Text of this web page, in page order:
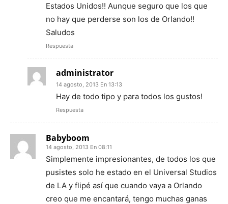
Estados Unidos!! Aunque seguro que los que
no hay que perderse son los de Orlando!!
Saludos
Respuesta
administrator
14 agosto, 2013 En 13:13
Hay de todo tipo y para todos los gustos!
Respuesta
Babyboom
14 agosto, 2013 En 08:11
Simplemente impresionantes, de todos los que
pusistes solo he estado en el Universal Studios
de LA y flipé así que cuando vaya a Orlando
creo que me encantará, tengo muchas ganas